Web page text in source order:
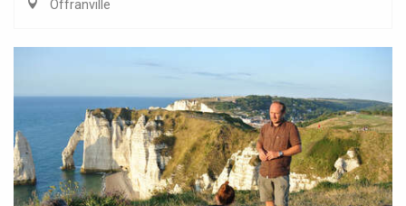
Offranville